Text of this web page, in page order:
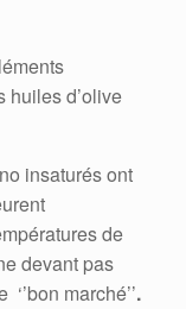
huiles d’olive
insaturés ont
de
devant pas
marché’’.